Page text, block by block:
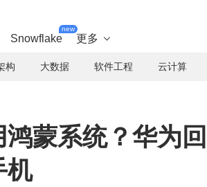
Snowflake
new
更多 
构 大数据 软件工程 云计算
蒙系统？华为回
机